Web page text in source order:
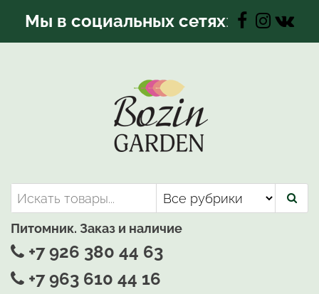
Мы в социальных сетях:
Bozin-Garden | Садовый центр
Садовый центр, Растения
для вашего сада
Питомник. Заказ и наличие
+7 926 380 44 63
+7 963 610 44 16